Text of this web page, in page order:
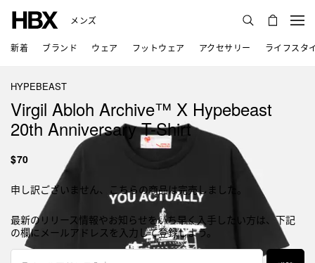
メンズ
新着 ブランド ウェア フットウェア アクセサリー ライフスタ
HYPEBEAST
Virgil Abloh Archive™ X Hypebeast
20th Anniversary T-Shirt
$70
申し訳ございません、こちらの商品は完売しました。
最新のリリース情報やお知らせをいち早く入手したい方は、下記
の欄にメールアドレスを入力して登録しよう。